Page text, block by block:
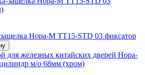
Нора-М ТТ15-STD 03 фиксатор